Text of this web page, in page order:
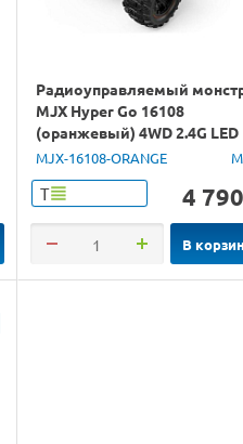
Радиоуправляемый
MJX Hyper Go 16108
(оранжевый) 4WD 2.4G LED
1/16 RTR
MJX-16108-ORANGE
Т 4 790
В